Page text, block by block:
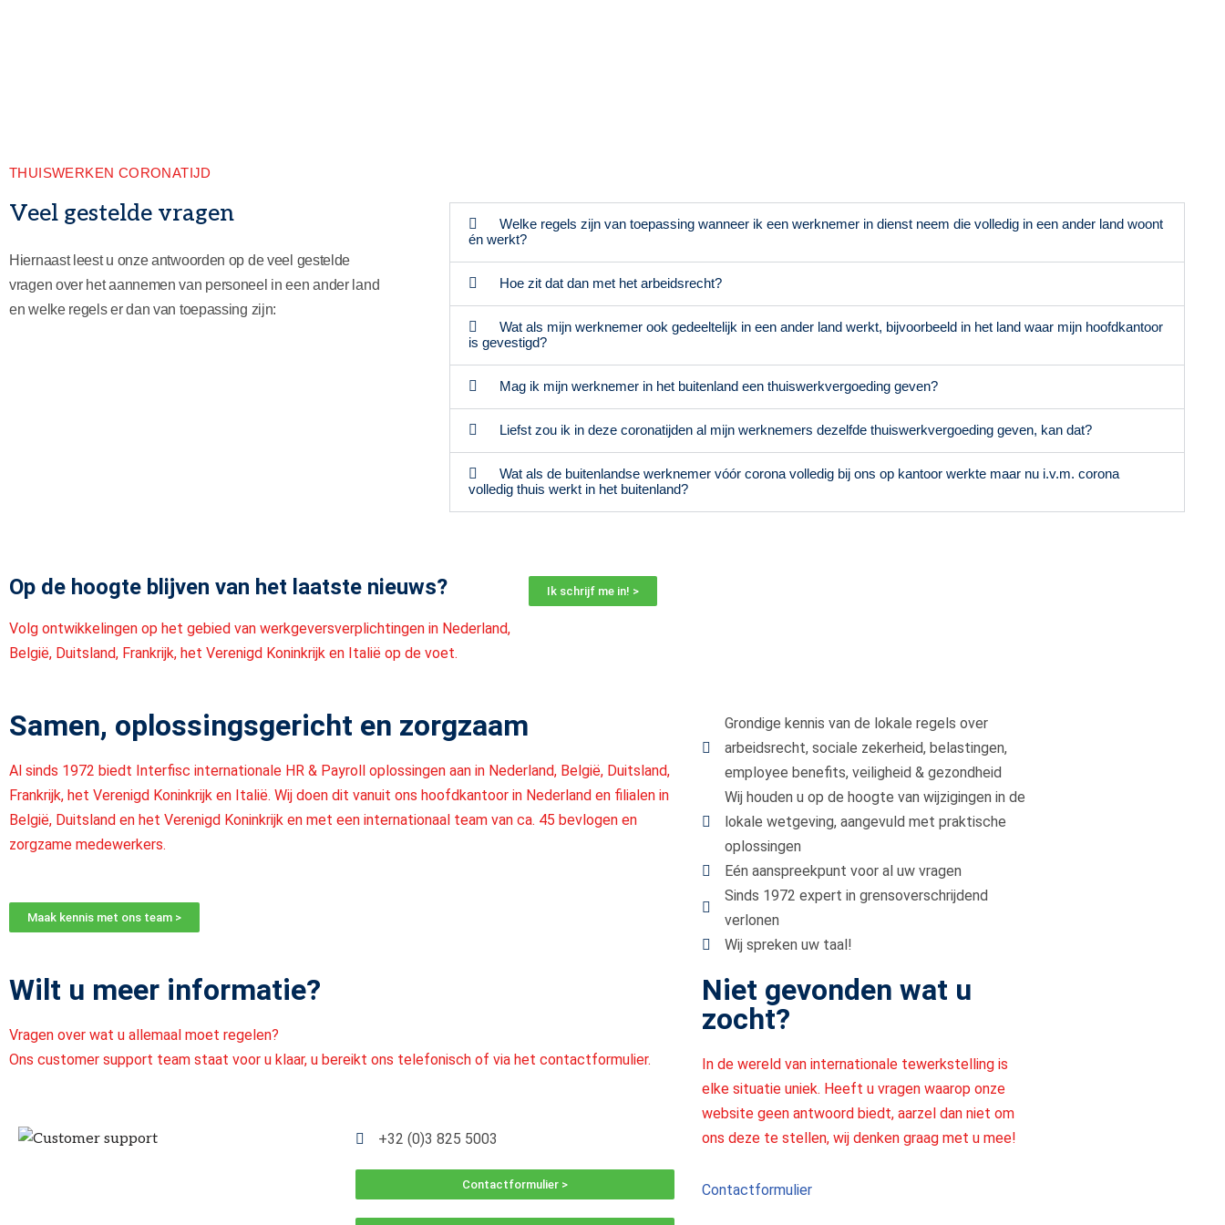
THUISWERKEN CORONATIJD
Veel gestelde vragen
Hiernaast leest u onze antwoorden op de veel gestelde
vragen over het aannemen van personeel in een ander land
en welke regels er dan van toepassing zijn:
Welke regels zijn van toepassing wanneer ik een werknemer in dienst neem die volledig in een ander land woont
én werkt?
Hoe zit dat dan met het arbeidsrecht?
Wat als mijn werknemer ook gedeeltelijk in een ander land werkt, bijvoorbeeld in het land waar mijn hoofdkantoor
is gevestigd?
Mag ik mijn werknemer in het buitenland een thuiswerkvergoeding geven?
Liefst zou ik in deze coronatijden al mijn werknemers dezelfde thuiswerkvergoeding geven, kan dat?
Wat als de buitenlandse werknemer vóór corona volledig bij ons op kantoor werkte maar nu i.v.m. corona
volledig thuis werkt in het buitenland?
Op de hoogte blijven van het laatste nieuws?
Volg ontwikkelingen op het gebied van werkgeversverplichtingen in Nederland,
België, Duitsland, Frankrijk, het Verenigd Koninkrijk en Italië op de voet.
Ik schrijf me in! >
Samen, oplossingsgericht en zorgzaam
Al sinds 1972 biedt Interfisc internationale HR & Payroll oplossingen aan in Nederland, België, Duitsland,
Frankrijk, het Verenigd Koninkrijk en Italië. Wij doen dit vanuit ons hoofdkantoor in Nederland en filialen in
België, Duitsland en het Verenigd Koninkrijk en met een internationaal team van ca. 45 bevlogen en
zorgzame medewerkers.
Maak kennis met ons team >
Grondige kennis van de lokale regels over
arbeidsrecht, sociale zekerheid, belastingen,
employee benefits, veiligheid & gezondheid
Wij houden u op de hoogte van wijzigingen in de
lokale wetgeving, aangevuld met praktische
oplossingen
Eén aanspreekpunt voor al uw vragen
Sinds 1972 expert in grensoverschrijdend
verlonen
Wij spreken uw taal!
Wilt u meer informatie?
Vragen over wat u allemaal moet regelen?
Ons customer support team staat voor u klaar, u bereikt ons telefonisch of via het contactformulier.
+32 (0)3 825 5003
Contactformulier >
Niet gevonden wat u
zocht?
In de wereld van internationale tewerkstelling is
elke situatie uniek. Heeft u vragen waarop onze
website geen antwoord biedt, aarzel dan niet om
ons deze te stellen, wij denken graag met u mee!
Contactformulier